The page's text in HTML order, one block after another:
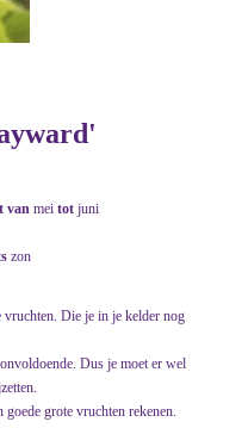
van mei tot juni
zon
Die je in je kelder nog
Dus je moet er wel
grote vruchten rekenen.